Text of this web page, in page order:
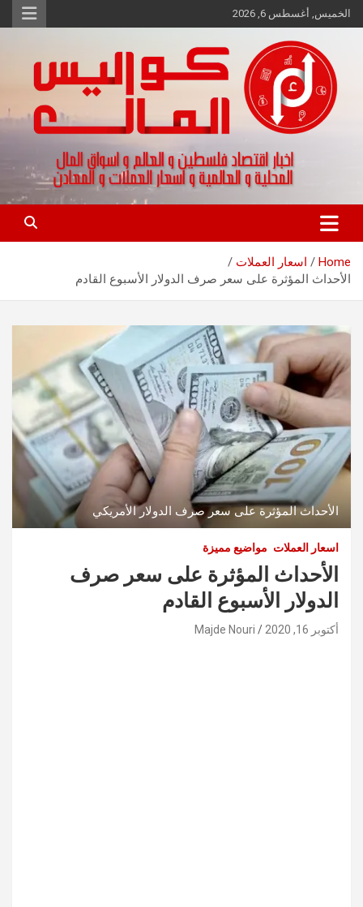
Skip
to
الخميس, أغسطس 6, 2026
كواليس المال
اخبار اقتصاد فلسطين و العالم و تقارير اسواق المال و العملات
Home
اسعار العملات
الأحداث المؤثرة على سعر صرف الدولار الأسبوع القادم
الأحداث المؤثرة على سعر صرف الدولار الأمريكي
اسعار العملات مواضيع مميزة
الأحداث المؤثرة على سعر صرف
الدولار الأسبوع القادم
أكتوبر 16, 2020 Majde Nouri